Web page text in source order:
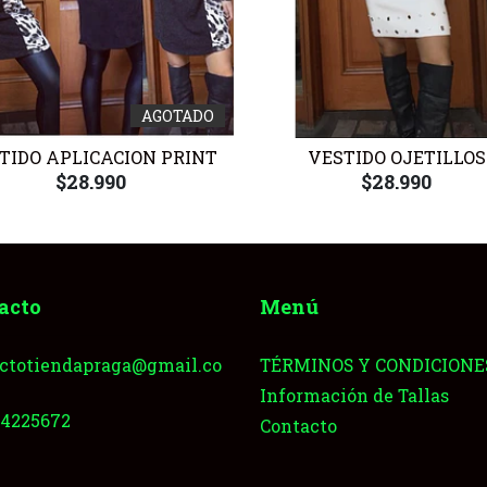
AGOTADO
APLICACION PRINT
$28.990
VESTIDO OJETILLOS
$28.990
Menú
TÉRMINOS Y
Información de Tallas
Contacto